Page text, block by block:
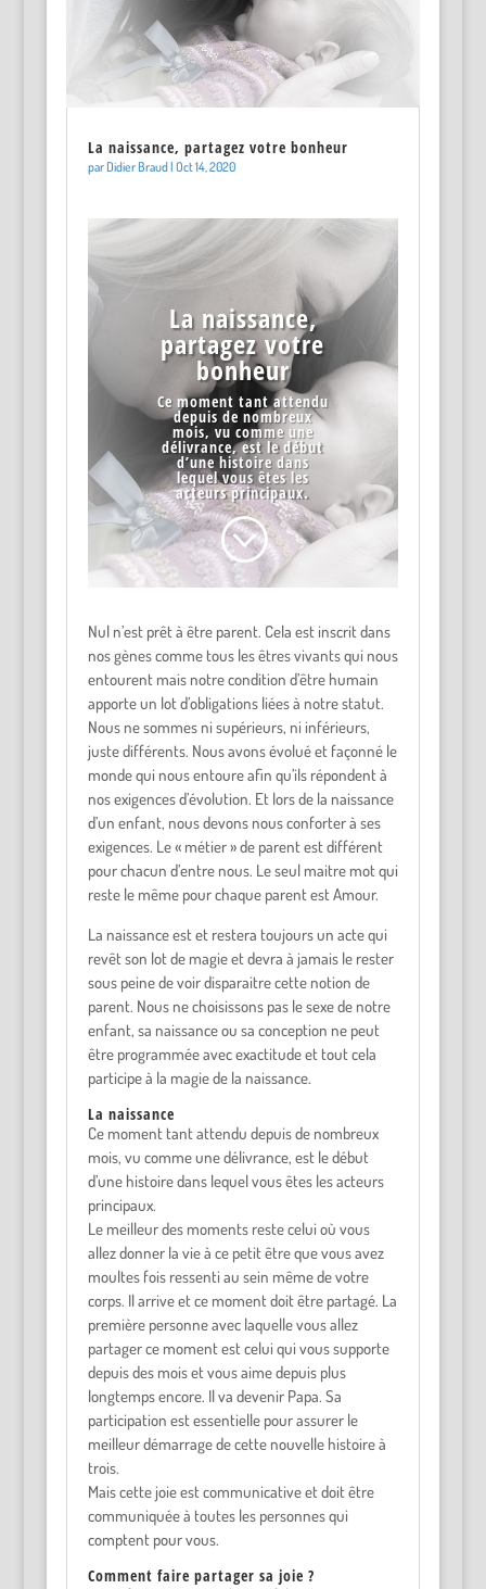
La naissance, partagez votre bonheur
parDidier Braud| Oct 14, 2020
La naissance,
partagez votre
bonheur
Ce moment tant attendu
depuis de nombreux
mois, vu comme une
délivrance, est le début
d’une histoire dans
lequel vous êtes les
acteurs principaux.
;
Nul n’est prêt à être parent. Cela est inscrit dans
nos gènes comme tous les êtres vivants qui nous
entourent mais notre condition d’être humain
apporte un lot d’obligations liées à notre statut.
Nous ne sommes ni supérieurs, ni inférieurs,
juste différents. Nous avons évolué et façonné le
monde qui nous entoure afin qu’ils répondent à
nos exigences d’évolution. Et lors de la naissance
d’un enfant, nous devons nous conforter à ses
exigences. Le « métier » de parent est différent
pour chacun d’entre nous. Le seul maitre mot qui
reste le même pour chaque parent est Amour.
La naissance est et restera toujours un acte qui
revêt son lot de magie et devra à jamais le rester
sous peine de voir disparaitre cette notion de
parent. Nous ne choisissons pas le sexe de notre
enfant, sa naissance ou sa conception ne peut
être programmée avec exactitude et tout cela
participe à la magie de la naissance.
La naissance
Ce moment tant attendu depuis de nombreux
mois, vu comme une délivrance, est le début
d’une histoire dans lequel vous êtes les acteurs
principaux.
Le meilleur des moments reste celui où vous
allez donner la vie à ce petit être que vous avez
moultes fois ressenti au sein même de votre
corps. Il arrive et ce moment doit être partagé. La
première personne avec laquelle vous allez
partager ce moment est celui qui vous supporte
depuis des mois et vous aime depuis plus
longtemps encore. Il va devenir Papa. Sa
participation est essentielle pour assurer le
meilleur démarrage de cette nouvelle histoire à
trois.
Mais cette joie est communicative et doit être
communiquée à toutes les personnes qui
comptent pour vous.
Comment faire partager sa joie ?